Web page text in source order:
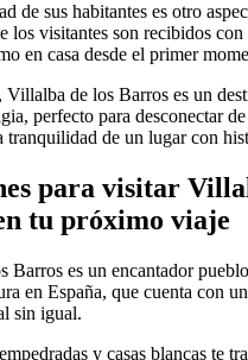
de sus habitantes es otro
los visitantes son recibidos
en casa desde el primer
de los Barros es un
perfecto para desconectar
tranquilidad de un lugar con
para visitar
tu próximo viaje
Barros es un encantador
en España, que cuenta con
sin igual.
y casas blancas te